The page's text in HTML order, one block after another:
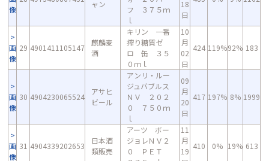
像
ャン
フ ３７５ｍ
ｌ
18
日
画
像
29 4901411105147
麒麟麦
酒
キリン 一番
搾り糖質ゼ
ロ 缶 ３５
０ｍｌ
10
月
02
日
424 119%92% 183
画
像
30 4904230065524
アサヒ
ビール
アンリ・ルー
ジュバブルス
ＮＶ ２０２
０ ７５０ｍ
ｌ
09
月
20
日
417 197% 8% 1999
画
像
31 4904339202653
日本酒
類販売
アーツ ボー
ジョレＮＶ２
０ ＰＥＴ
11
月
19
410 0% 19% 613